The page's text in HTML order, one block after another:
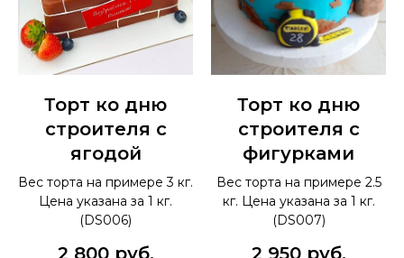
Торт ко дню
строителя с
ягодой
Вес торта на примере 3 кг.
Цена указана за 1 кг.
(DS006)
2 800 руб.
Торт ко дню
строителя с
фигурками
Вес торта на примере 2.5
кг. Цена указана за 1 кг.
(DS007)
2 950 руб.